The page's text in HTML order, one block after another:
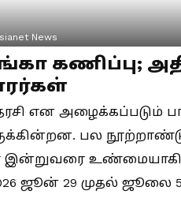
News
கணிப்பு;
என அழைக்கப்படும்
பல
ஜூன் 29 முதல் ஜூலை